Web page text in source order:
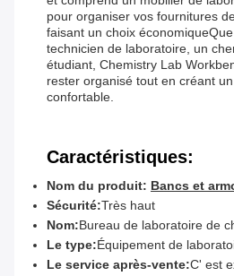
pour organiser vos fournitures
faisant un choix
technicien de laboratoire, un
étudiant, Chemistry Lab
rester organisé tout en créant
confortable.
Caractéristiques:
Nom du produit: Bancs et
Sécurité:Très haut
Nom:Bureau de laboratoire de
Le type:Équipement de
Le service après-vente:C' est